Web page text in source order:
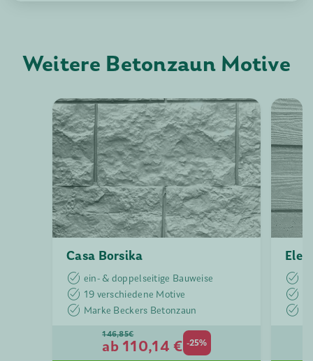
Weitere Betonzaun Motive
Casa Borsika
ein- & doppelseitige Bauweise
19 verschiedene Motive
Marke Beckers Betonzaun
146,85€
ab 110,14 € -25%